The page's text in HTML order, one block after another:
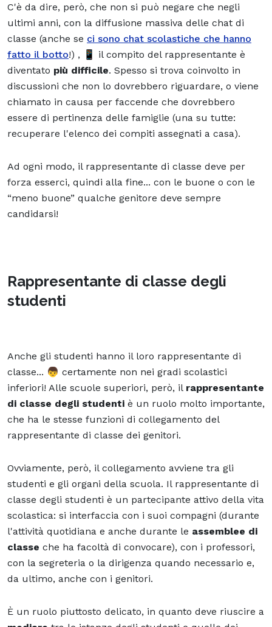
C'è da dire, però, che non si può negare che negli
ultimi anni, con la diffusione massiva delle chat di
classe (anche se ci sono chat scolastiche che hanno
fatto il botto!) , 📱 il compito del rappresentante è
diventato più difficile. Spesso si trova coinvolto in
discussioni che non lo dovrebbero riguardare, o viene
chiamato in causa per faccende che dovrebbero
essere di pertinenza delle famiglie (una su tutte:
recuperare l'elenco dei compiti assegnati a casa).
Ad ogni modo, il rappresentante di classe deve per
forza esserci, quindi alla fine... con le buone o con le
“meno buone” qualche genitore deve sempre
candidarsi!
Rappresentante di classe degli
studenti
Anche gli studenti hanno il loro rappresentante di
classe... 👦 certamente non nei gradi scolastici
inferiori! Alle scuole superiori, però, il rappresentante
di classe degli studenti è un ruolo molto importante,
che ha le stesse funzioni di collegamento del
rappresentante di classe dei genitori.
Ovviamente, però, il collegamento avviene tra gli
studenti e gli organi della scuola. Il rappresentante di
classe degli studenti è un partecipante attivo della vita
scolastica: si interfaccia con i suoi compagni (durante
l'attività quotidiana e anche durante le assemblee di
classe che ha facoltà di convocare), con i professori,
con la segreteria o la dirigenza quando necessario e,
da ultimo, anche con i genitori.
È un ruolo piuttosto delicato, in quanto deve riuscire a